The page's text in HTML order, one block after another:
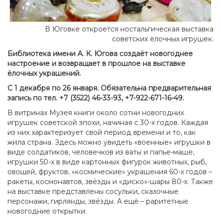
В Юговке откроется ностальгическая выставка
советских ёлочных игрушек.
Библиотека имени А. К. Югова создаёт новогоднее
настроение и возвращает в прошлое на выставке
ёлочных украшений.
С 1 декабря по 26 января. Обязательна предварительная
запись по тел. +7 (3522) 46-33-93, +7-922-671-16-49.
В витринах Музея книги около сотни новогодних
игрушек советской эпохи, начиная с 30-х годов. Каждая
из них характеризует свой период времени и то, как
жила страна. Здесь можно увидеть «военные» игрушки в
виде солдатиков, человечков из ваты и папье-маше,
игрушки 50-х в виде картонных фигурок животных, рыб,
овощей, фруктов, «космические» украшения 60-х годов –
ракеты, космонавтов, звёзды и «диско»-шары 80-х. Также
на выставке представлены сосульки, сказочные
персонажи, гирлянды, звёзды. А ещё – раритетные
новогодние открытки.